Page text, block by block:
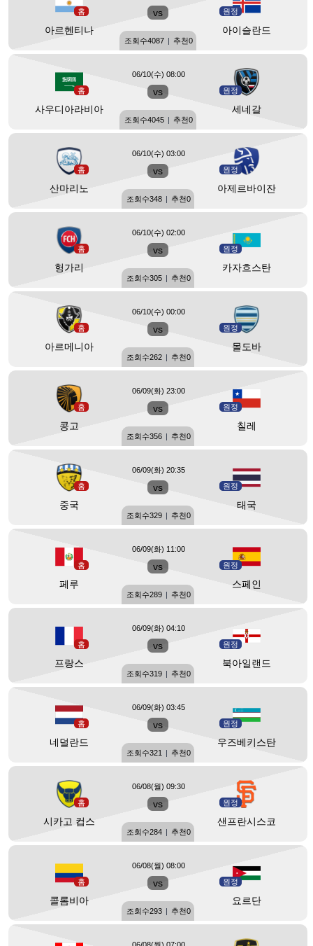
홈
아르헨티나
vs 원정
아이슬란드
조회수4087 | 추천0
홈
사우디아라비아
vs 원정
세네갈
06/10(수) 08:00
조회수4045 | 추천0
홈
산마리노
vs 원정
아제르바이잔
06/10(수) 03:00
조회수348 | 추천0
홈
헝가리
vs 원정
카자흐스탄
06/10(수) 02:00
조회수305 | 추천0
홈
아르메니아
vs 원정
몰도바
06/10(수) 00:00
조회수262 | 추천0
홈
콩고
vs 원정
칠레
06/09(화) 23:00
조회수356 | 추천0
홈
중국
vs 원정
태국
06/09(화) 20:35
조회수329 | 추천0
홈
페루
vs 원정
스페인
06/09(화) 11:00
조회수289 | 추천0
홈
프랑스
vs 원정
북아일랜드
06/09(화) 04:10
조회수319 | 추천0
홈
네덜란드
vs 원정
우즈베키스탄
06/09(화) 03:45
조회수321 | 추천0
홈
시카고 컵스
vs 원정
샌프란시스코
06/08(월) 09:30
조회수284 | 추천0
홈
콜롬비아
vs 원정
요르단
06/08(월) 08:00
조회수293 | 추천0